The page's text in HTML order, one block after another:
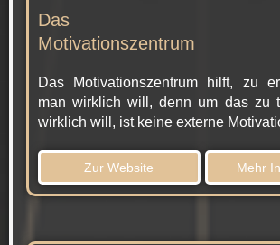
Das
Motivationszentrum
Das Motivationszentrum hilft, zu
man wirklich will, denn um das zu
wirklich will, ist keine externe
Zur Website Mehr